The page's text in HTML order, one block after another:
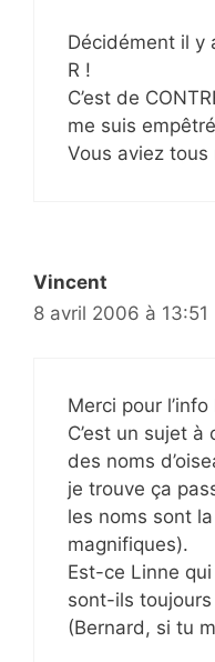
Décidément il y
R !
C’est de
me suis
Vous aviez
Vincent
8 avril 2006 à 13:51
Merci pour l’info
C’est un sujet à
des noms
je trouve ça
les noms sont
magnifiques).
Est-ce Linne
sont-ils toujours
(Bernard, si tu